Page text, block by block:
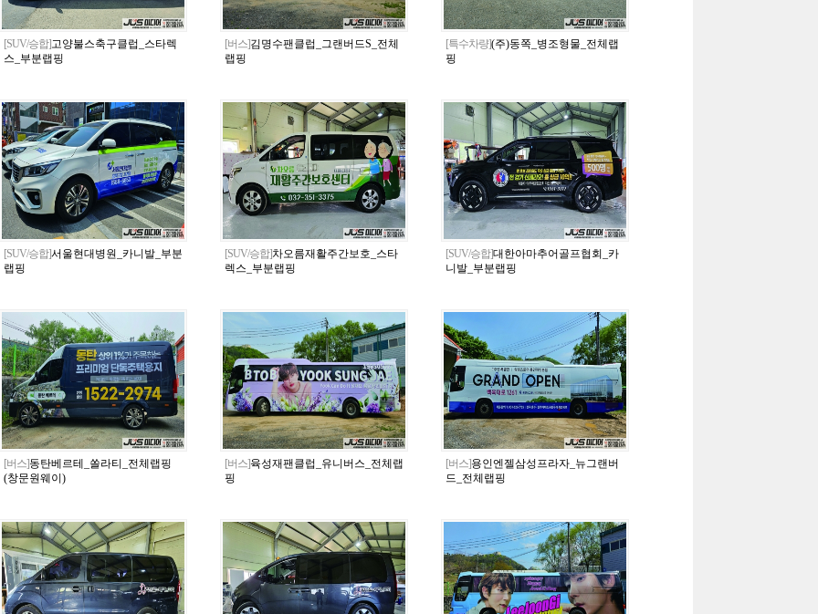
[SUV/승합]고양불스축구클럽_스타렉
스_부분랩핑
[버스]김명수팬클럽_그랜버드S_전체
랩핑
[특수차량](주)동쪽_병조형물_전체랩
핑
[SUV/승합]서울현대병원_카니발_부분
랩핑
[SUV/승합]차오름재활주간보호_스타
렉스_부분랩핑
[SUV/승합]대한아마추어골프협회_카
니발_부분랩핑
[버스]동탄베르테_쏠라티_전체랩핑
(창문원웨이)
[버스]육성재팬클럽_유니버스_전체랩
핑
[버스]용인엔젤삼성프라자_뉴그랜버
드_전체랩핑